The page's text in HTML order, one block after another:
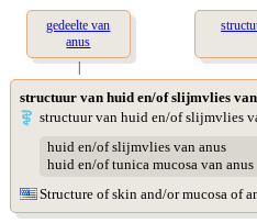
gedeelte van
anus
|
structuur van huid en/of slijmvlies
structuur van huid en/of slijmvlies
huid en/of slijmvlies van anus
huid en/of tunica mucosa van anus
Structure of skin and/or mucosa of